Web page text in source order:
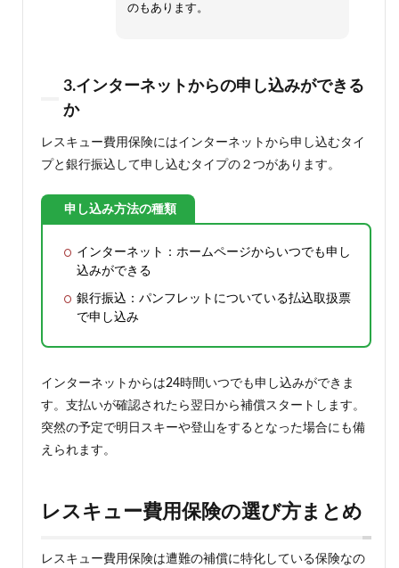
のもあります。
3.インターネットからの申し込みができる
か
レスキュー費用保険にはインターネットから申し込むタイ
プと銀行振込して申し込むタイプの２つがあります。
申し込み方法の種類
インターネット：ホームページからいつでも申し
込みができる
銀行振込：パンフレットについている払込取扱票
で申し込み
インターネットからは24時間いつでも申し込みができま
す。支払いが確認されたら翌日から補償スタートします。
突然の予定で明日スキーや登山をするとなった場合にも備
えられます。
レスキュー費用保険の選び方まとめ
レスキュー費用保険は遭難の補償に特化している保険なの